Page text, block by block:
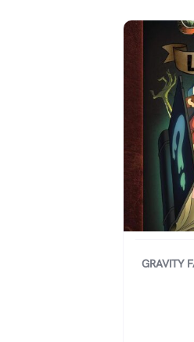
GRAVITY